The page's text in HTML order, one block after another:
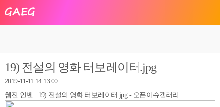
19) 전설의 영화 터보레이터.jpg
2019-11-11 14:13:00
웹진 인벤 : 19) 전설의 영화 터보레이터.jpg - 오픈이슈갤러리